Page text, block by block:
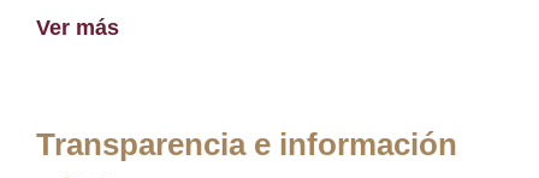
Ver más
Transparencia e información